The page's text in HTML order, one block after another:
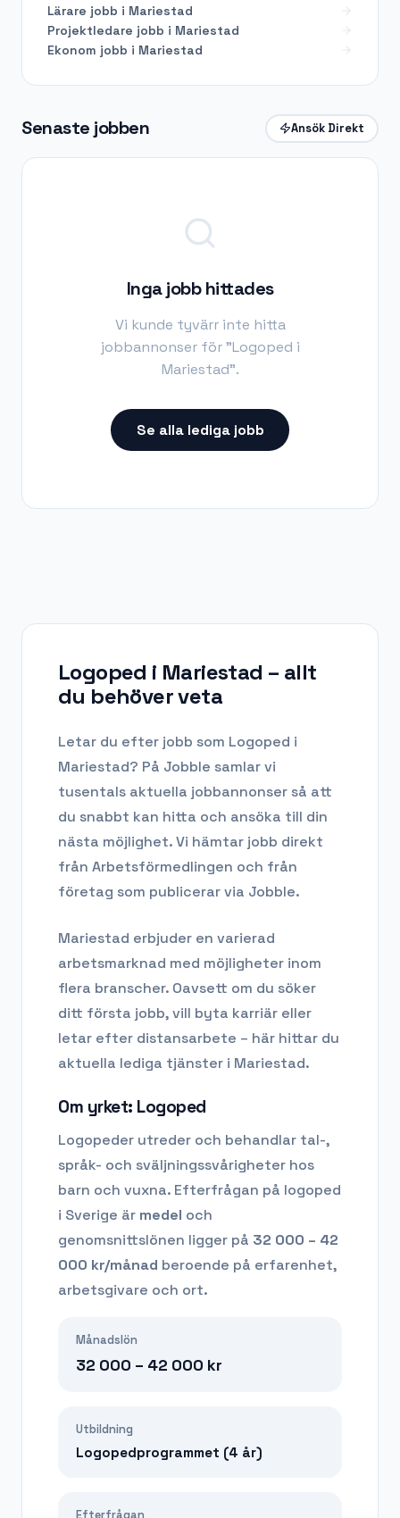
Senaste jobben Ansök Direkt
Inga jobb hittades
Vi kunde tyvärr inte hitta
jobbannonser för "Logoped i
Mariestad".
Se alla lediga jobb
Lärare jobb i Mariestad
Projektledare jobb i Mariestad
Ekonom jobb i Mariestad
Logoped i Mariestad – allt
du behöver veta
Letar du efter jobb som Logoped i
Mariestad? På Jobble samlar vi
tusentals aktuella jobbannonser så att
du snabbt kan hitta och ansöka till din
nästa möjlighet. Vi hämtar jobb direkt
från Arbetsförmedlingen och från
företag som publicerar via Jobble.
Mariestad erbjuder en varierad
arbetsmarknad med möjligheter inom
flera branscher. Oavsett om du söker
ditt första jobb, vill byta karriär eller
letar efter distansarbete – här hittar du
aktuella lediga tjänster i Mariestad.
Om yrket: Logoped
Logopeder utreder och behandlar tal-,
språk- och sväljningssvårigheter hos
barn och vuxna. Efterfrågan på logoped
i Sverige är medel och
genomsnittslönen ligger på 32 000 – 42
000 kr/månad beroende på erfarenhet,
arbetsgivare och ort.
Månadslön
32 000 – 42 000 kr
Utbildning
Logopedprogrammet (4 år)